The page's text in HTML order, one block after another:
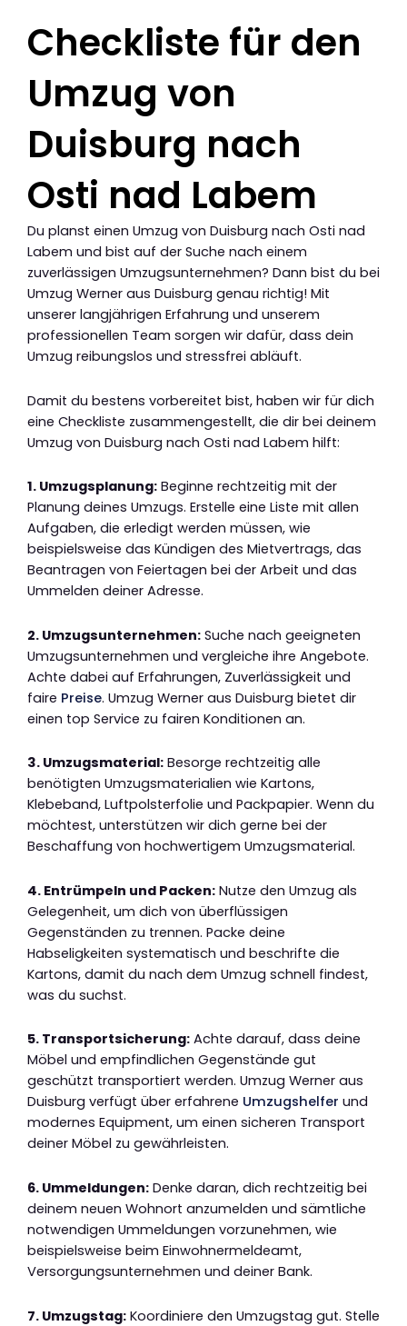
Checkliste für den
Umzug von
Duisburg nach
Osti nad Labem
Du planst einen Umzug von Duisburg nach Osti nad
Labem und bist auf der Suche nach einem
zuverlässigen Umzugsunternehmen? Dann bist du bei
Umzug Werner aus Duisburg genau richtig! Mit
unserer langjährigen Erfahrung und unserem
professionellen Team sorgen wir dafür, dass dein
Umzug reibungslos und stressfrei abläuft.
Damit du bestens vorbereitet bist, haben wir für dich
eine Checkliste zusammengestellt, die dir bei deinem
Umzug von Duisburg nach Osti nad Labem hilft:
1. Umzugsplanung: Beginne rechtzeitig mit der
Planung deines Umzugs. Erstelle eine Liste mit allen
Aufgaben, die erledigt werden müssen, wie
beispielsweise das Kündigen des Mietvertrags, das
Beantragen von Feiertagen bei der Arbeit und das
Ummelden deiner Adresse.
2. Umzugsunternehmen: Suche nach geeigneten
Umzugsunternehmen und vergleiche ihre Angebote.
Achte dabei auf Erfahrungen, Zuverlässigkeit und
faire Preise. Umzug Werner aus Duisburg bietet dir
einen top Service zu fairen Konditionen an.
3. Umzugsmaterial: Besorge rechtzeitig alle
benötigten Umzugsmaterialien wie Kartons,
Klebeband, Luftpolsterfolie und Packpapier. Wenn du
möchtest, unterstützen wir dich gerne bei der
Beschaffung von hochwertigem Umzugsmaterial.
4. Entrümpeln und Packen: Nutze den Umzug als
Gelegenheit, um dich von überflüssigen
Gegenständen zu trennen. Packe deine
Habseligkeiten systematisch und beschrifte die
Kartons, damit du nach dem Umzug schnell findest,
was du suchst.
5. Transportsicherung: Achte darauf, dass deine
Möbel und empfindlichen Gegenstände gut
geschützt transportiert werden. Umzug Werner aus
Duisburg verfügt über erfahrene Umzugshelfer und
modernes Equipment, um einen sicheren Transport
deiner Möbel zu gewährleisten.
6. Ummeldungen: Denke daran, dich rechtzeitig bei
deinem neuen Wohnort anzumelden und sämtliche
notwendigen Ummeldungen vorzunehmen, wie
beispielsweise beim Einwohnermeldeamt,
Versorgungsunternehmen und deiner Bank.
7. Umzugstag: Koordiniere den Umzugstag gut. Stelle